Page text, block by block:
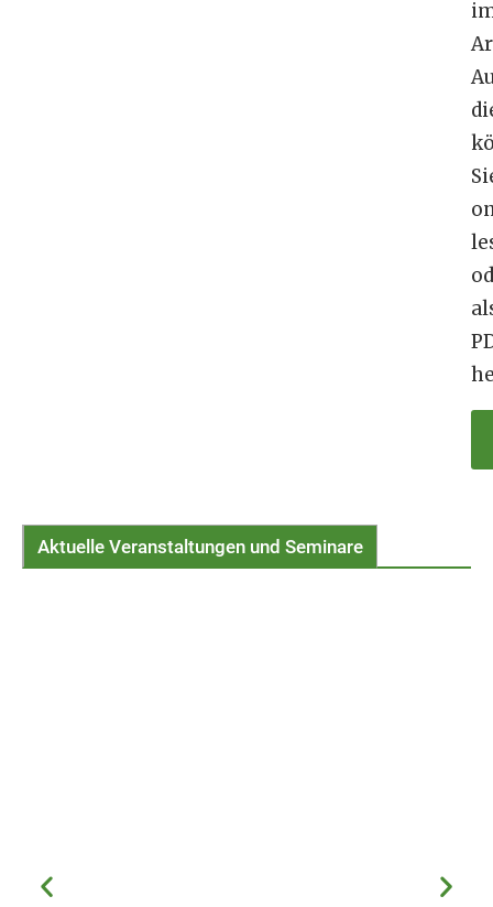
Aktuelle Veranstaltungen und Seminare